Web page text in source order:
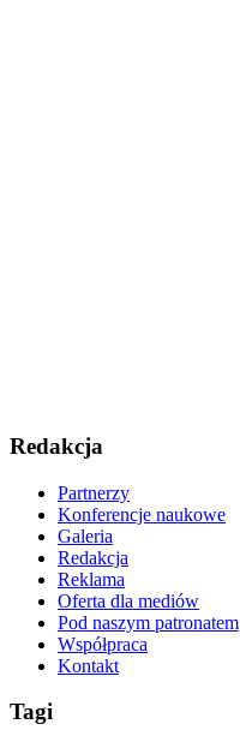
Redakcja
Partnerzy
Konferencje naukowe
Galeria
Redakcja
Reklama
Oferta dla mediów
Pod naszym patronatem
Współpraca
Kontakt
Tagi